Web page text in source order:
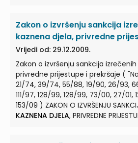
koji je Hrvatski sabor donio na
2012. godine ... ZAKON O IZVRŠAVANJU SANKCIJA
IZREČENIH MALOLJETNICIMA ZA
PREKRŠAJE Dio prvi OPĆE ODREDBE Glava I. ... osoba,
kada je to u interesu svrhe
maloljetnika. (4) Uvid u podatke
otkrivanja i progona počinitelja
Zakon o izvršenju sankcija
kaznena djela, privredne
Vrijedi od: 29.12.2009.
Zakon o izvršenju sankcija izrečenih
privredne prijestupe i prekršaje (
21/74, 39/74, 55/88, 19/90, 26/93, 66/93 ...
111/97, 128/99, 128/99, 73/00, 27/01, 128/99 , 109/03 ,
153/09 ) ZAKON O IZVRŠENJU
KAZNENA DJELA, PRIVREDNE PRIJESTUPE ... Osobi